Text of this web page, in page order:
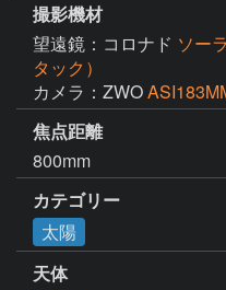
撮影機材
望遠鏡：コロナド ソー
タック）
カメラ：ZWO
焦点距離
800mm
カテゴリー
太陽
天体